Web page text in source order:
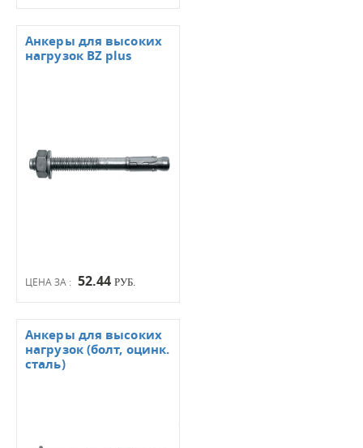
ЦЕНА ЗА : 52.44 РУБ.
Анкеры для высоких
нагрузок BZ plus
Анкеры для высоких
нагрузок (болт, оцинк.
сталь)